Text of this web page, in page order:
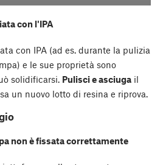
con l'IPA
con IPA (ad es. durante la pulizia
e le sue proprietà sono
solidificarsi. Pulisci e asciuga il
un nuovo lotto di resina e riprova.
non è fissata correttamente